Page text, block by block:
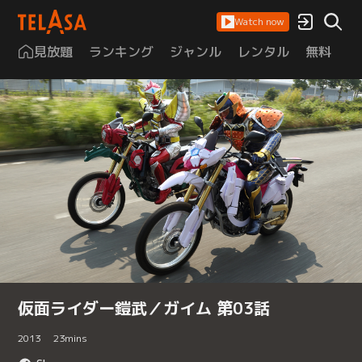
Watch now
見放題 ランキング ジャンル レンタル 無料
仮面ライダー鎧武／ガイム 第03話
2013 23mins